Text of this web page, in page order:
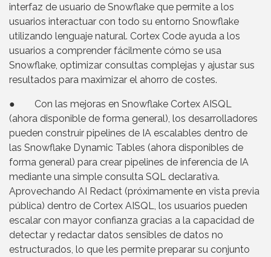
interfaz de usuario de Snowflake que permite a los
usuarios interactuar con todo su entorno Snowflake
utilizando lenguaje natural. Cortex Code ayuda a los
usuarios a comprender fácilmente cómo se usa
Snowflake, optimizar consultas complejas y ajustar sus
resultados para maximizar el ahorro de costes.
● Con las mejoras en Snowflake Cortex AISQL
(ahora disponible de forma general), los desarrolladores
pueden construir pipelines de IA escalables dentro de
las Snowflake Dynamic Tables (ahora disponibles de
forma general) para crear pipelines de inferencia de IA
mediante una simple consulta SQL declarativa.
Aprovechando AI Redact (próximamente en vista previa
pública) dentro de Cortex AISQL, los usuarios pueden
escalar con mayor confianza gracias a la capacidad de
detectar y redactar datos sensibles de datos no
estructurados, lo que les permite preparar su conjunto